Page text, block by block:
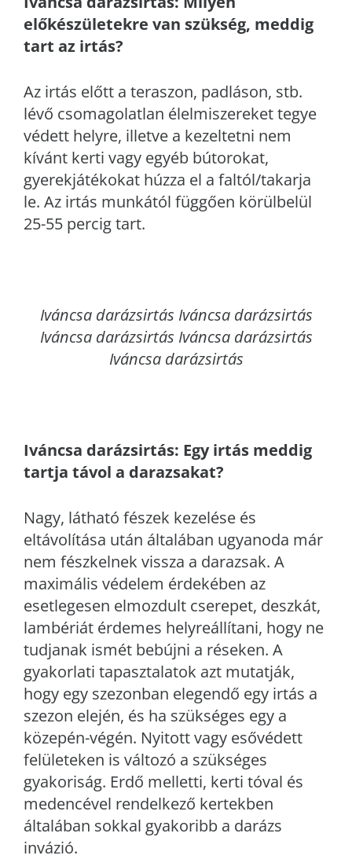
előkészületekre van szükség, meddig
tart az irtás?
Az irtás előtt a teraszon, padláson, stb.
lévő csomagolatlan élelmiszereket tegye
védett helyre, illetve a kezeltetni nem
kívánt kerti vagy egyéb bútorokat,
gyerekjátékokat húzza el a faltól/takarja
le. Az irtás munkától függően körülbelül
25-55 percig tart.
Iváncsadarázsirtás Iváncsa darázsirtás
Iváncsa darázsirtás Iváncsa darázsirtás
Iváncsa darázsirtás
Iváncsa darázsirtás: Egy irtás meddig
tartja távol a darazsakat?
Nagy, látható fészek kezelése és
eltávolítása után általában ugyanoda már
nem fészkelnek vissza a darazsak. A
maximális védelem érdekében az
esetlegesen elmozdult cserepet, deszkát,
lambériát érdemes helyreállítani, hogy ne
tudjanak ismét bebújni a réseken. A
gyakorlati tapasztalatok azt mutatják,
hogy egy szezonban elegendő egy irtás a
szezon elején, és ha szükséges egy a
közepén-végén. Nyitott vagy esővédett
felületeken is változó a szükséges
gyakoriság. Erdő melletti, kerti tóval és
medencével rendelkező kertekben
általában sokkal gyakoribb a darázs
invázió.